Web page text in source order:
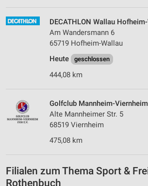
DECATHLON Wallau
Am Wandersmann 6
65719 Hofheim-Wallau
Heute
geschlossen
444,08 km
Golfclub Mannheim-
Alte Mannheimer Str. 5
68519 Viernheim
475,08 km
Filialen zum Thema Sport &
Rothenbuch